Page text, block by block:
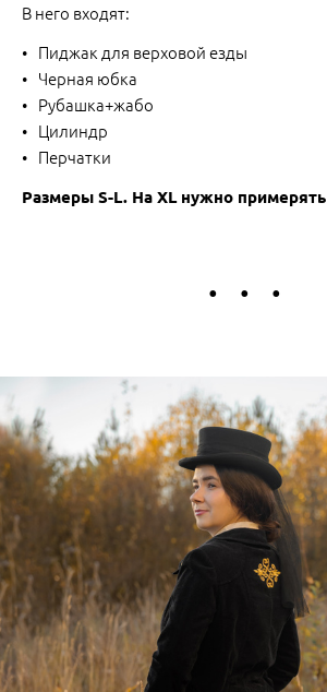
В него входят:
Пиджак для верховой езды
Черная юбка
Рубашка+жабо
Цилиндр
Перчатки
Размеры S-L. На XL нужно примерять